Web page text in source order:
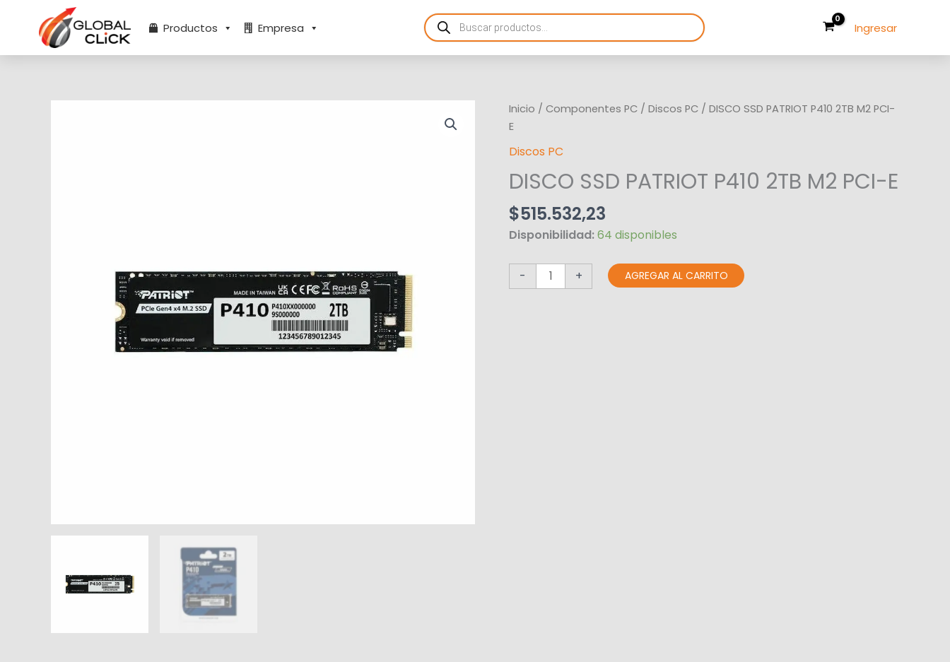
contenido
Productos Empresa
Products
search Ingresar
Inicio / Componentes PC / Discos PC / DISCO SSD PATRIOT P410 2TB M2 PCI-
E
Discos PC
DISCO SSD PATRIOT P410 2TB M2 PCI-E
$515.532,23
Disponibilidad:64 disponibles
-
DISCO
SSD
PATRIOT
2TB
PCI-
E
+
AGREGAR AL CARRITO